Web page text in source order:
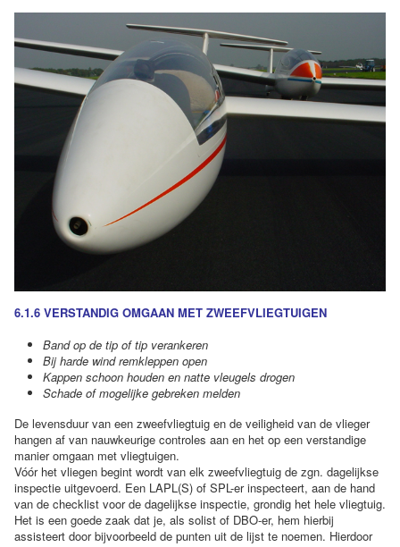
6.1.6 VERSTANDIG OMGAAN MET ZWEEFVLIEGTUIGEN
Band op de tip of tip verankeren
Bij harde wind remkleppen open
Kappen schoon houden en natte vleugels drogen
Schade of mogelijke gebreken melden
De levensduur van een zweefvliegtuig en de veiligheid van de vlieger
hangen af van nauwkeurige controles aan en het op een verstandige
manier omgaan met vliegtuigen.
Vóór het vliegen begint wordt van elk zweefvliegtuig de zgn. dagelijkse
inspectie uitgevoerd. Een LAPL(S) of SPL-er inspecteert, aan de hand
van de checklist voor de dagelijkse inspectie, grondig het hele vliegtuig.
Het is een goede zaak dat je, als solist of DBO-er, hem hierbij
assisteert door bijvoorbeeld de punten uit de lijst te noemen. Hierdoor